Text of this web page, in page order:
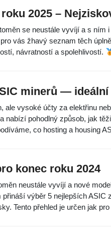
2025 –
se neustále vyvíjí a s ním
vás žhavý seznam těch
návratností a spolehlivostí.
minerů —
ale vysoké účty za elektřinu
nabízí pohodlný způsob, jak
co hosting a housing
konec roku 2024
neustále vyvíjí a nové
výběr 5 nejlepších
Tento přehled je určen jak pro